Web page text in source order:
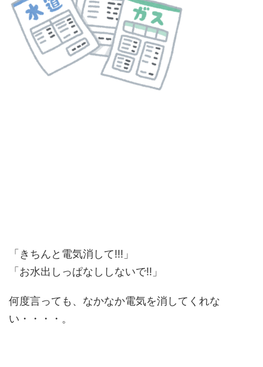
「きちんと電気消して!!!」
「お水出しっぱなししないで!!」
何度言っても、なかなか電気を消してくれな
い・・・・。